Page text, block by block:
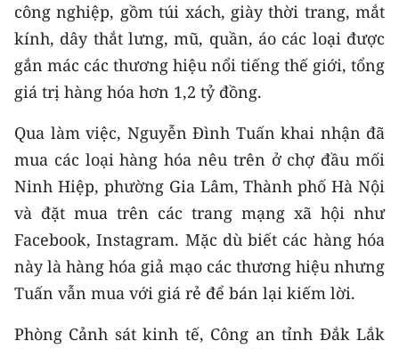
Video
Media Chính trị
Media Kinh tế
Media Văn hóa
Media Xã hội
Media Pháp luật
Media Du lịch
Media Thế giới
Media Thể thao
công nghiệp, gồm túi xách, giày thời trang, mắt
kính, dây thắt lưng, mũ, quần, áo các loại được
gắn mác các thương hiệu nổi tiếng thế giới, tổng
giá trị hàng hóa hơn 1,2 tỷ đồng.
Qua làm việc, Nguyễn Đình Tuấn khai nhận đã
mua các loại hàng hóa nêu trên ở chợ đầu mối
Ninh Hiệp, phường Gia Lâm, Thành phố Hà Nội
và đặt mua trên các trang mạng xã hội như
Facebook, Instagram. Mặc dù biết các hàng hóa
này là hàng hóa giả mạo các thương hiệu nhưng
Tuấn vẫn mua với giá rẻ để bán lại kiếm lời.
Phòng Cảnh sát kinh tế, Công an tỉnh Đắk Lắk